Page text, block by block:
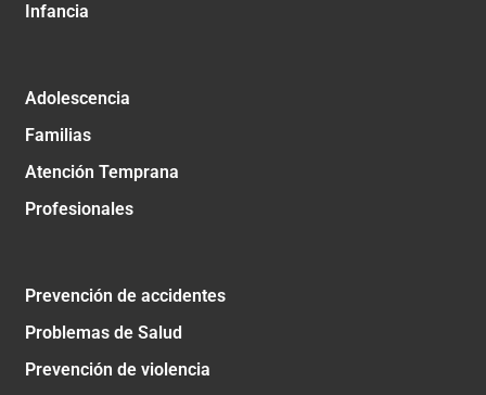
Infancia
Adolescencia
Familias
Atención Temprana
Profesionales
Prevención de accidentes
Problemas de Salud
Prevención de violencia